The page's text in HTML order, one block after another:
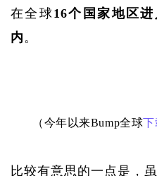
在全球16个国家地区
内。
（今年以来Bump全球下
比较有意思的一点是，